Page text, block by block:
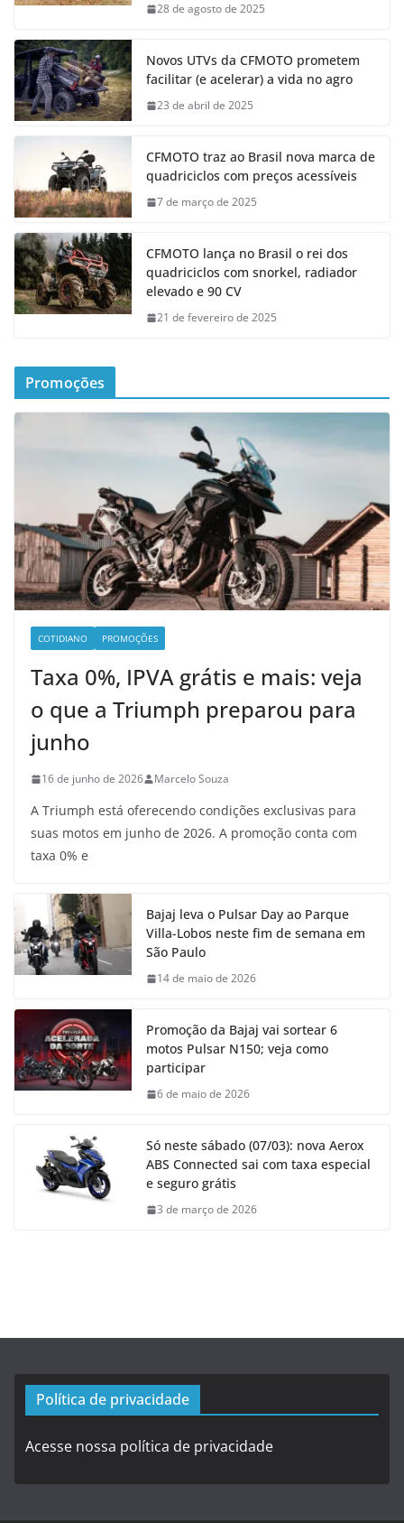
28 de agosto de 2025
Novos UTVs da CFMOTO prometem
facilitar (e acelerar) a vida no agro
23 de abril de 2025
CFMOTO traz ao Brasil nova marca de
quadriciclos com preços acessíveis
7 de março de 2025
CFMOTO lança no Brasil o rei dos
quadriciclos com snorkel, radiador
elevado e 90 CV
21 de fevereiro de 2025
Promoções
COTIDIANO PROMOÇÕES
Taxa 0%, IPVA grátis e mais: veja
o que a Triumph preparou para
junho
16 de junho de 2026 Marcelo Souza
A Triumph está oferecendo condições exclusivas para
suas motos em junho de 2026. A promoção conta com
taxa 0% e
Bajaj leva o Pulsar Day ao Parque
Villa-Lobos neste fim de semana em
São Paulo
14 de maio de 2026
Promoção da Bajaj vai sortear 6
motos Pulsar N150; veja como
participar
6 de maio de 2026
Só neste sábado (07/03): nova Aerox
ABS Connected sai com taxa especial
e seguro grátis
3 de março de 2026
Política de privacidade
Acesse nossa política de privacidade